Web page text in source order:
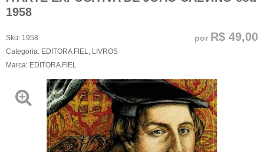
1958
Sku: 1958
Categoria: EDITORA FIEL
LIVROS
Marca: EDITORA FIEL
por R$ 49,00